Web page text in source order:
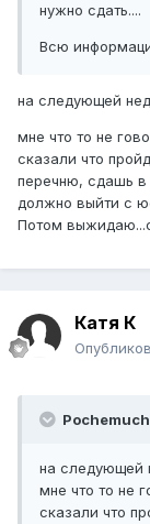
нужно сдать....
Всю
на следующей
мне что то не
сказали что
перечню, сдашь в
должно выйти с
Потом
Катя К
на следующей
мне что то не
сказали что